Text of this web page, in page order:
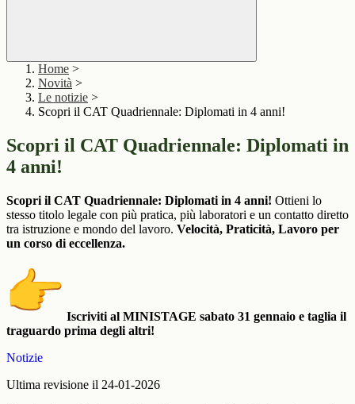
Home >
Novità >
Le notizie >
Scopri il CAT Quadriennale: Diplomati in 4 anni!
Scopri il CAT Quadriennale: Diplomati in
4 anni!
Scopri il CAT Quadriennale: Diplomati in 4 anni! Ottieni lo
stesso titolo legale con più pratica, più laboratori e un contatto diretto
tra istruzione e mondo del lavoro. Velocità, Praticità, Lavoro per
un corso di eccellenza.
Iscriviti al MINISTAGE sabato 31 gennaio e taglia il
traguardo prima degli altri!
Notizie
Ultima revisione il 24-01-2026